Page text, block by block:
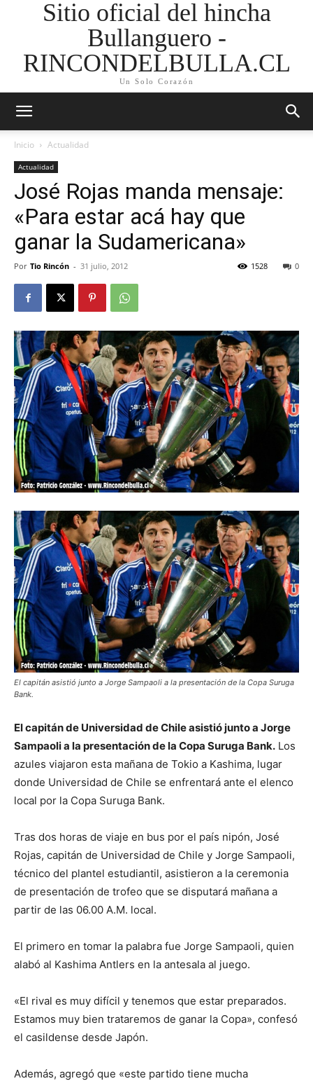
Sitio oficial del hincha
Bullanguero -
RINCONDELBULLA.CL
Un Solo Corazón
Inicio Actualidad
Actualidad
José Rojas manda mensaje:
«Para estar acá hay que
ganar la Sudamericana»
Por Tio Rincón - 31 julio, 2012 0
1528
El capitán asistió junto a Jorge Sampaoli a la presentación de la Copa Suruga
Bank.
El capitán de Universidad de Chile asistió junto a Jorge
Sampaoli a la presentación de la Copa Suruga Bank. Los
azules viajaron esta mañana de Tokio a Kashima, lugar
donde Universidad de Chile se enfrentará ante el elenco
local por la Copa Suruga Bank.
Tras dos horas de viaje en bus por el país nipón, José
Rojas, capitán de Universidad de Chile y Jorge Sampaoli,
técnico del plantel estudiantil, asistieron a la ceremonia
de presentación de trofeo que se disputará mañana a
partir de las 06.00 A.M. local.
El primero en tomar la palabra fue Jorge Sampaoli, quien
alabó al Kashima Antlers en la antesala al juego.
«El rival es muy difícil y tenemos que estar preparados.
Estamos muy bien trataremos de ganar la Copa», confesó
el casildense desde Japón.
Además, agregó que «este partido tiene mucha